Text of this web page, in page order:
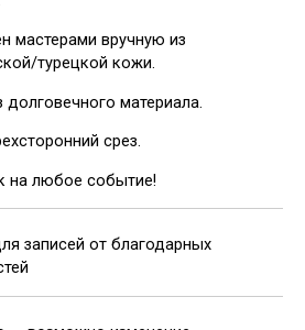
мастерами вручную из
турецкой кожи.
материала.
срез.
на любое событие!
записей от благодарных